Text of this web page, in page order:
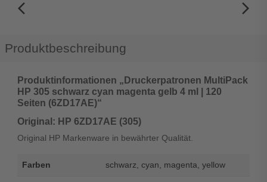
arrow_back_ios_new
arrow_forward_ios
Produktbeschreibung
Produktinformationen „Druckerpatronen MultiPack
HP 305 schwarz cyan magenta gelb 4 ml | 120
Seiten (6ZD17AE)“
Original: HP 6ZD17AE (305)
Original HP Markenware in bewährter Qualität.
Farben schwarz, cyan, magenta, yellow